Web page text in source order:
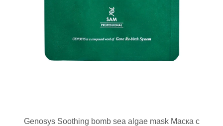
Genosys Soothing bomb sea algae mask Маска с